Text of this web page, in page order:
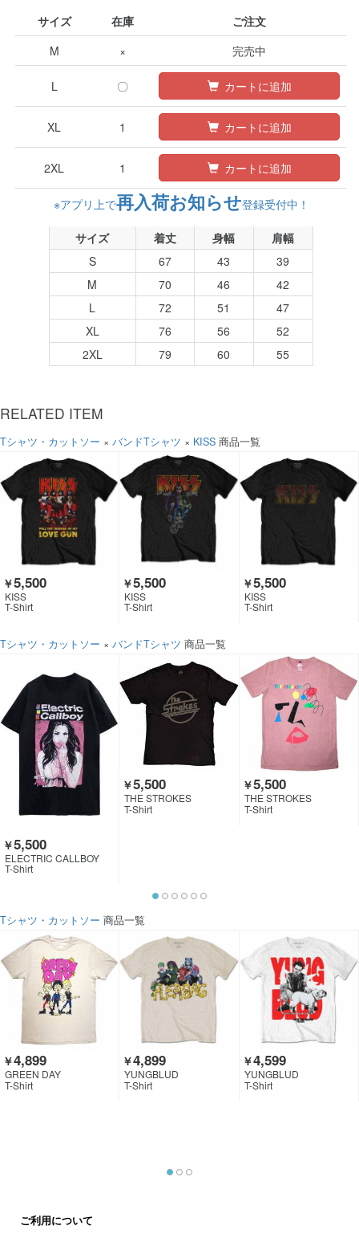
サイズ 在庫
ご注文
M
× 完売中
L 〇 カートに追加
XL 1 カートに追加
2XL 1 カートに追加
※アプリ上で再入荷お知らせ登録受付中！
サイズ 着丈 身幅
肩幅
S
67 43
39
M
70 46
42
L
72 51
47
XL
76 56
52
2XL
79 60 55
RELATED ITEM
Tシャツ・カットソー × バンドTシャツ × KISS 商品一覧
￥5,500
KISS
T-Shirt
￥5,500
KISS
T-Shirt
￥5,500
KISS
T-Shirt
Tシャツ・カットソー × バンドTシャツ 商品一覧
￥5,500
ELECTRIC CALLBOY
T-Shirt
￥5,500
THE STROKES
T-Shirt
￥5,500
THE STROKES
T-Shirt
Tシャツ・カットソー 商品一覧
￥4,899
GREEN DAY
T-Shirt
￥4,899
YUNGBLUD
T-Shirt
￥4,599
YUNGBLUD
T-Shirt
ご利用について